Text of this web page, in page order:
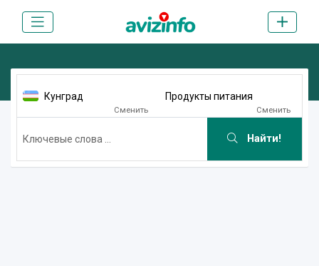
Кунград
Сменить
Продукты питания
Сменить
Найти!